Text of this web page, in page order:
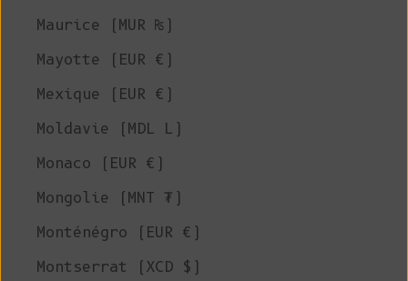
Maurice (MUR ₨)
Mayotte (EUR €)
Mexique (EUR €)
Moldavie (MDL L)
Monaco (EUR €)
Mongolie (MNT ₮)
Monténégro (EUR €)
Montserrat (XCD $)